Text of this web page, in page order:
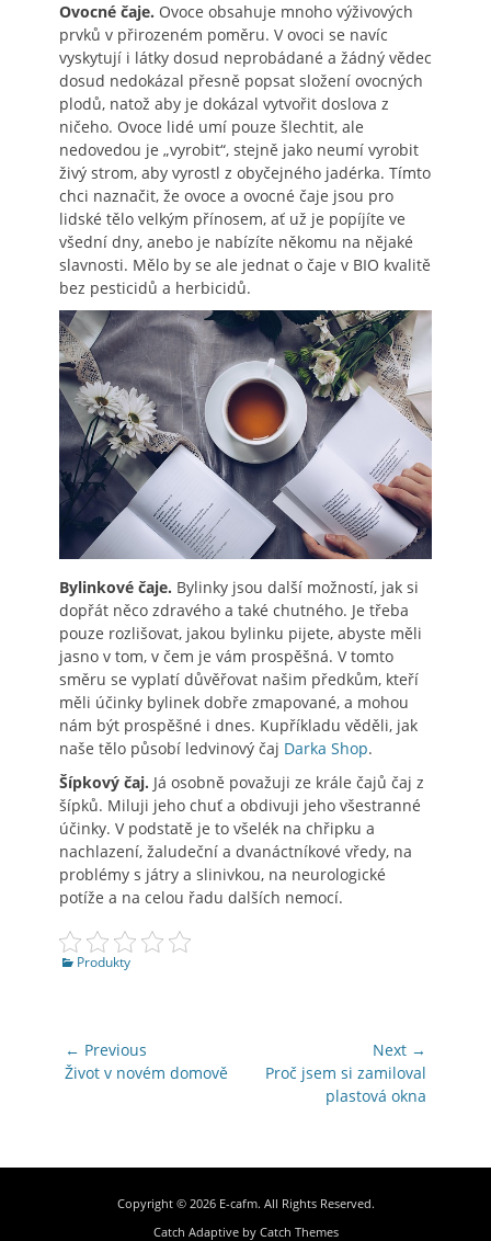
Ovocné čaje. Ovoce obsahuje mnoho výživových
prvků v přirozeném poměru. V ovoci se navíc
vyskytují i látky dosud neprobádané a žádný vědec
dosud nedokázal přesně popsat složení ovocných
plodů, natož aby je dokázal vytvořit doslova z
ničeho. Ovoce lidé umí pouze šlechtit, ale
nedovedou je „vyrobit“, stejně jako neumí vyrobit
živý strom, aby vyrostl z obyčejného jadérka. Tímto
chci naznačit, že ovoce a ovocné čaje jsou pro
lidské tělo velkým přínosem, ať už je popíjíte ve
všední dny, anebo je nabízíte někomu na nějaké
slavnosti. Mělo by se ale jednat o čaje v BIO kvalitě
bez pesticidů a herbicidů.
Bylinkové čaje. Bylinky jsou další možností, jak si
dopřát něco zdravého a také chutného. Je třeba
pouze rozlišovat, jakou bylinku pijete, abyste měli
jasno v tom, v čem je vám prospěšná. V tomto
směru se vyplatí důvěřovat našim předkům, kteří
měli účinky bylinek dobře zmapované, a mohou
nám být prospěšné i dnes. Kupříkladu věděli, jak
naše tělo působí ledvinový čaj Darka Shop.
Šípkový čaj. Já osobně považuji ze krále čajů čaj z
šípků. Miluji jeho chuť a obdivuji jeho všestranné
účinky. V podstatě je to všelék na chřipku a
nachlazení, žaludeční a dvanáctníkové vředy, na
problémy s játry a slinivkou, na neurologické
potíže a na celou řadu dalších nemocí.
Categories
Produkty
Navigace
pro
← Previous
Previous
Život v novém domově
Next →
NextProč jsem si zamiloval
plastová okna
Copyright © 2026 E-cafm. All Rights Reserved.
Catch Adaptive by Catch Themes